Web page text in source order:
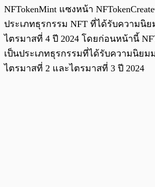
NFTokenMint แซงหน้า
ประเภทธุรกรรม NFT ที่ได้รับความนิ
ไตรมาสที่ 4 ปี 2024 โดยก่อนหน้านี้
เป็นประเภทธุรกรรมที่ได้รับความนิยม
ไตรมาสที่ 2 และไตรมาสที่ 3 ปี 2024